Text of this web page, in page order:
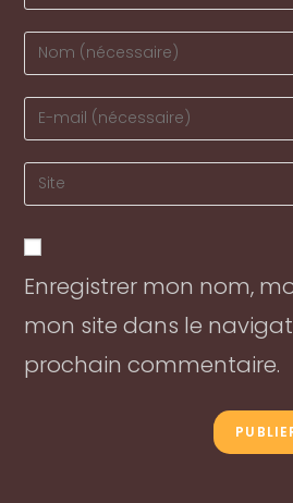
Enter
your
name
to
comment
Enter
your
email
address
comment
Enter
your
URL
(optional)
Enregistrer mon nom,
mon site dans le
prochain commentaire.